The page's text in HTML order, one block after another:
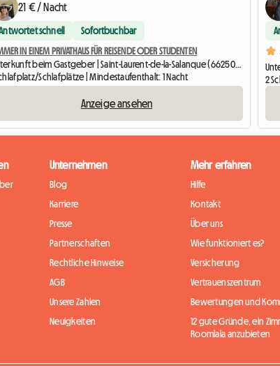
21 € / Nacht
schnell Sofortbuchbar
IN EINEM PRIVATHAUS FÜR REISENDE ODER STUDENTEN
Unterkunft beim Gastgeber | Saint-Laurent-de-la-Salanque (66250) | 10 M2
Schlafplätze | Mindestaufenthalt: 1 Nacht
Anzeige ansehen
2
Unternehmen
Blog
Karriere
Presse
Partnerschaften
Rechtliche Hinweise
AGB
Unsere Zahlen
Neuigkeiten
Mehr erfahren
Hilfe
Kontakt
Über uns
Wie funktioniert es?
Versicherung
Vertrauenszentrum
Bewertungen und
12 gute Gründe, ein
Roomlala anzubieten